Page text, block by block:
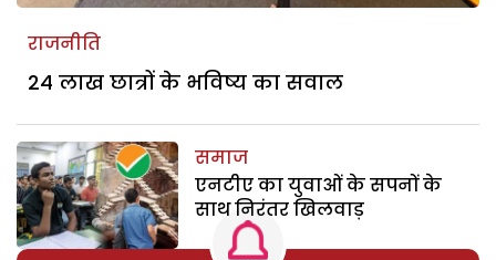
राजनीति
24 लाख छात्रों के भविष्य का सवाल
समाज
एनटीए का युवाओं के सपनों के
साथ निरंतर खिलवाड़